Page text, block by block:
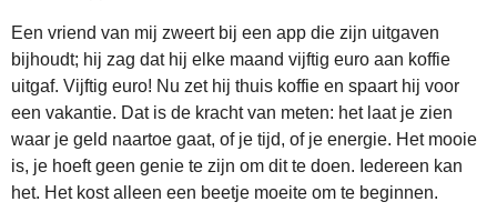
Een vriend van mij zweert bij een app die zijn uitgaven
bijhoudt; hij zag dat hij elke maand vijftig euro aan koffie
uitgaf. Vijftig euro! Nu zet hij thuis koffie en spaart hij voor
een vakantie. Dat is de kracht van meten: het laat je zien
waar je geld naartoe gaat, of je tijd, of je energie. Het mooie
is, je hoeft geen genie te zijn om dit te doen. Iedereen kan
het. Het kost alleen een beetje moeite om te beginnen.